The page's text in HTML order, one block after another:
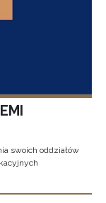
swoich oddziałów